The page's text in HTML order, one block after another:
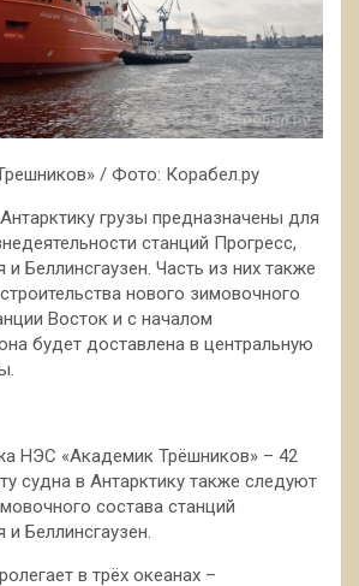
/ Фото: Корабел.ру
грузы предназначены для
станций Прогресс,
Беллинсгаузен. Часть из них также
нового зимовочного
Восток и с началом
будет доставлена в центральную
НЭС «Академик Трёшников» – 42
судна в Антарктику также следуют
состава станций
Беллинсгаузен.
в трёх океанах –